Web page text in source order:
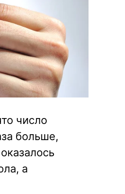
число
больше,
а